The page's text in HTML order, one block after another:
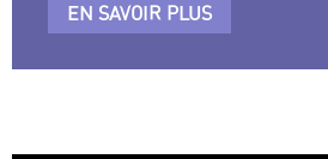
EN SAVOIR PLUS